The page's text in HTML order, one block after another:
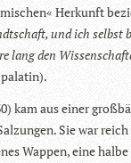
Her­kunft
und ich selbst
lang den
kam aus einer
Sie war
Wap­pen, eine